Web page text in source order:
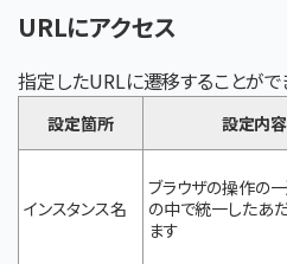
URLにアクセス
指定したURLに遷移することがで
設定箇所 設定内容
インスタンス名
ブラウザの操作の
の中で統一したあ
ます